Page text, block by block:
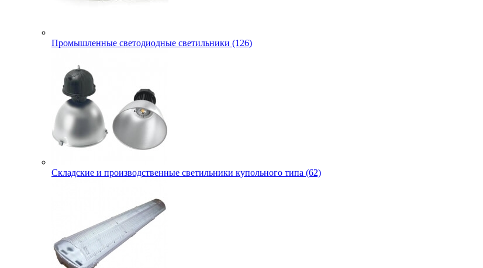
Промышленные светодиодные светильники (126)
Складские и производственные светильники купольного типа (62)